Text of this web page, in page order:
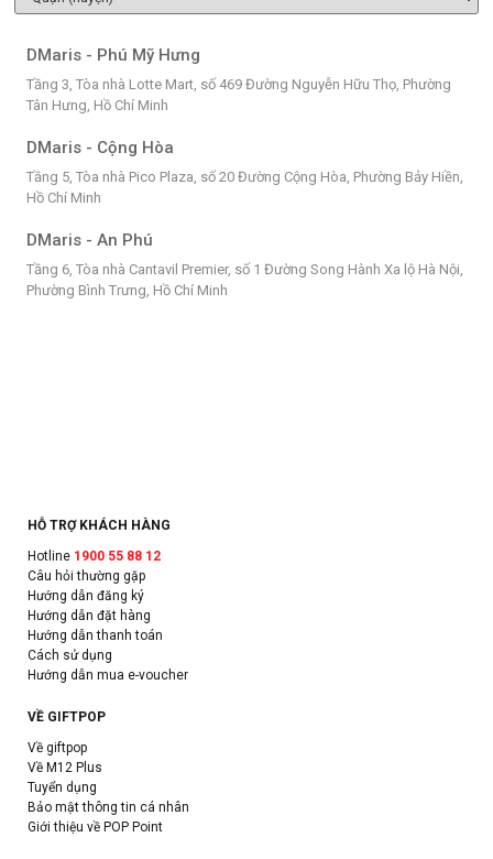
DMaris - Phú Mỹ Hưng
Tầng 3, Tòa nhà Lotte Mart, số 469 Đường Nguyễn Hữu Thọ, Phường
Tân Hưng, Hồ Chí Minh
DMaris - Cộng Hòa
Tầng 5, Tòa nhà Pico Plaza, số 20 Đường Cộng Hòa, Phường Bảy Hiền,
Hồ Chí Minh
DMaris - An Phú
Tầng 6, Tòa nhà Cantavil Premier, số 1 Đường Song Hành Xa lộ Hà Nội,
Phường Bình Trưng, Hồ Chí Minh
HỖ TRỢ KHÁCH HÀNG
Hotline 1900 55 88 12
Câu hỏi thường gặp
Hướng dẫn đăng ký
Hướng dẫn đặt hàng
Hướng dẫn thanh toán
Cách sử dụng
Hướng dẫn mua e-voucher
VỀ GIFTPOP
Về giftpop
Về M12 Plus
Tuyển dụng
Bảo mật thông tin cá nhân
Giới thiệu về POP Point